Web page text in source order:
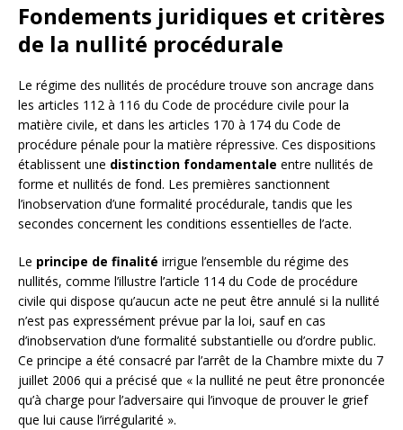
Fondements juridiques et critères
de la nullité procédurale
Le régime des nullités de procédure trouve son ancrage dans
les articles 112 à 116 du Code de procédure civile pour la
matière civile, et dans les articles 170 à 174 du Code de
procédure pénale pour la matière répressive. Ces dispositions
établissent une distinction fondamentale entre nullités de
forme et nullités de fond. Les premières sanctionnent
l’inobservation d’une formalité procédurale, tandis que les
secondes concernent les conditions essentielles de l’acte.
Le principe de finalité irrigue l’ensemble du régime des
nullités, comme l’illustre l’article 114 du Code de procédure
civile qui dispose qu’aucun acte ne peut être annulé si la nullité
n’est pas expressément prévue par la loi, sauf en cas
d’inobservation d’une formalité substantielle ou d’ordre public.
Ce principe a été consacré par l’arrêt de la Chambre mixte du 7
juillet 2006 qui a précisé que « la nullité ne peut être prononcée
qu’à charge pour l’adversaire qui l’invoque de prouver le grief
que lui cause l’irrégularité ».